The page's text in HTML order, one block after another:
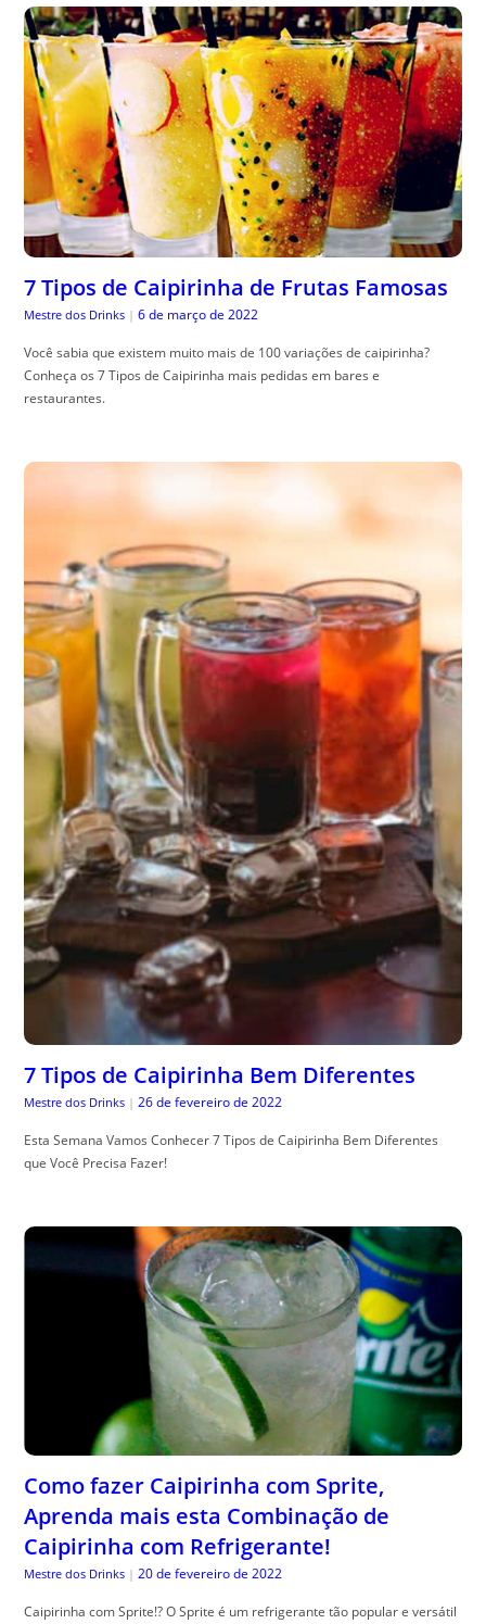
7 Tipos de Caipirinha de Frutas Famosas
Mestre dos Drinks | 6 de março de 2022
Você sabia que existem muito mais de 100 variações de caipirinha?
Conheça os 7 Tipos de Caipirinha mais pedidas em bares e
restaurantes.
7 Tipos de Caipirinha Bem Diferentes
Mestre dos Drinks | 26 de fevereiro de 2022
Esta Semana Vamos Conhecer 7 Tipos de Caipirinha Bem Diferentes
que Você Precisa Fazer!
Como fazer Caipirinha com Sprite,
Aprenda mais esta Combinação de
Caipirinha com Refrigerante!
Mestre dos Drinks | 20 de fevereiro de 2022
Caipirinha com Sprite!? O Sprite é um refrigerante tão popular e versátil